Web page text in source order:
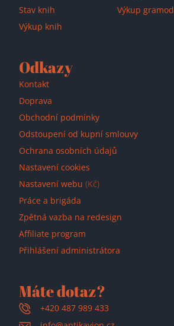
Stav knih
Výkup knih
Výkup
Odkazy
Kontakt
Doprava
Obchodní podmínky
Odstoupení od kupní smlouvy
Ochrana osobních údajů
Nastavení cookies
Nastavení webu (Kč)
Práce a brigáda
Zpětná vazba na redesign
Affiliate program
Přihlášení administrátora
Máte dotaz?
+420 487 989 433